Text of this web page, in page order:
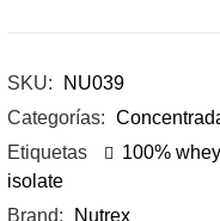
SKU:
NU039
Categorías:
Etiquetas
100% whey
isolate
Brand:
Nutrex